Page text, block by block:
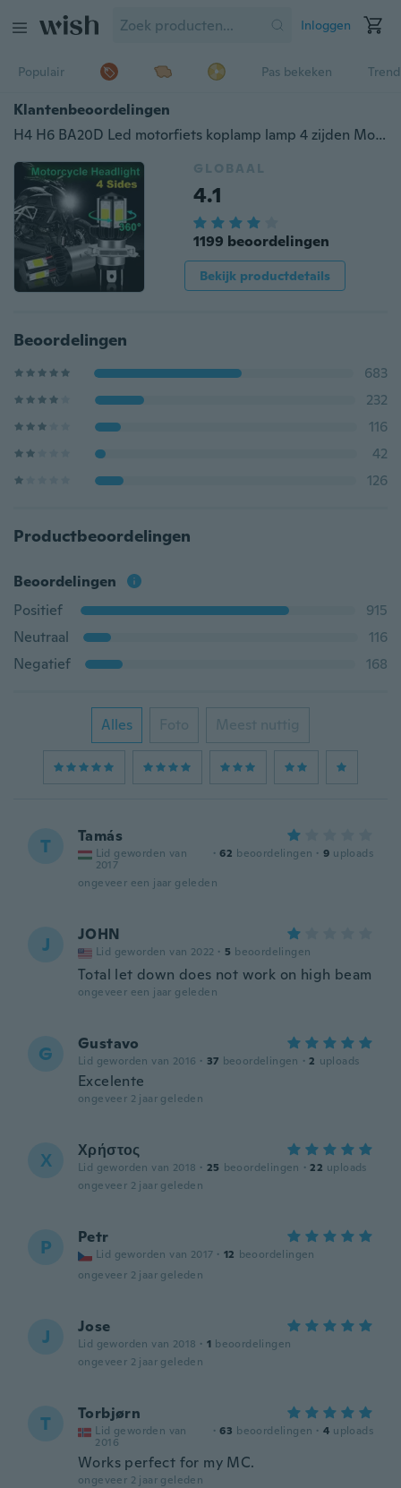
Inloggen
Populair Pas bekeken
Klantenbeoordelingen
H4 H6 BA20D Led motorfiets koplamp lamp 4 zijden Moto accessoires Motor koplamp
GLOBAAL
4.1
1199 beoordelingen
Bekijk productdetails
Beoordelingen
683
232
116
42
126
Productbeoordelingen
Beoordelingen
Positief
915
Neutraal
116
Negatief
168
Alles Foto Meest nuttig
T Tamás
Lid geworden van
2017
· 62 beoordelingen · 9 uploads
ongeveer een jaar geleden
J JOHN
Lid geworden van 2022 · 5 beoordelingen
Total let down does not work on high beam
ongeveer een jaar geleden
G Gustavo
Lid geworden van 2016 · 37 beoordelingen · 2 uploads
Excelente
ongeveer 2 jaar geleden
Χ Χρήστος
Lid geworden van 2018 · 25 beoordelingen · 22 uploads
ongeveer 2 jaar geleden
P Petr
Lid geworden van 2017 · 12 beoordelingen
ongeveer 2 jaar geleden
J Jose
Lid geworden van 2018 · 1 beoordelingen
ongeveer 2 jaar geleden
T Torbjørn
Lid geworden van
2016
· 63 beoordelingen · 4 uploads
Works perfect for my MC.
ongeveer 2 jaar geleden